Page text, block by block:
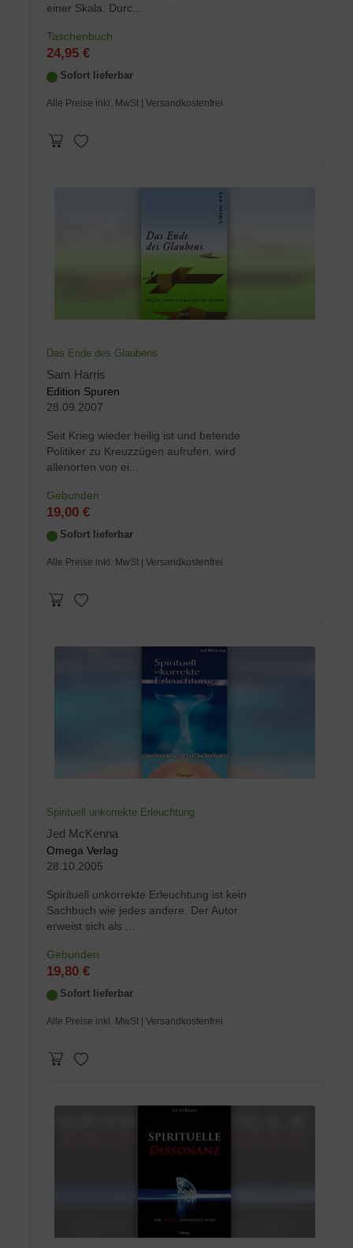
einer Skala. Durc...
Taschenbuch
24,95 €
Sofort lieferbar
Alle Preise inkl. MwSt | Versandkostenfrei
Das Ende des Glaubens
Sam Harris
Edition Spuren
28.09.2007
Seit Krieg wieder heilig ist und betende
Politiker zu Kreuzzügen aufrufen, wird
allenorten von ei...
Gebunden
19,00 €
Sofort lieferbar
Alle Preise inkl. MwSt | Versandkostenfrei
Spirituell unkorrekte Erleuchtung
Jed McKenna
Omega Verlag
28.10.2005
Spirituell unkorrekte Erleuchtung ist kein
Sachbuch wie jedes andere. Der Autor
erweist sich als ...
Gebunden
19,80 €
Sofort lieferbar
Alle Preise inkl. MwSt | Versandkostenfrei